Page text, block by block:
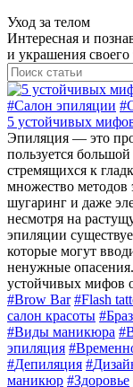
Уход за телом
Интересная и
и украшения своего
#Салон эпиляции #
5 устойчивых
Эпиляция — это
пользуется
стремящихся к
множество методов
шугаринг и даже
несмотря на
эпиляции
которые могут
ненужные
устойчивых мифов
#Brow Bar #Flash
салон красоты #
#Виды маникюра #
эпиляция #
#Депиляция #
маникюр #Здоровье